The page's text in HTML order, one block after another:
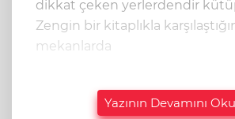
dikkat çeken yerlerdendir
Zengin bir kitaplıkla
mekanlarda
Yazının Devamını Oku